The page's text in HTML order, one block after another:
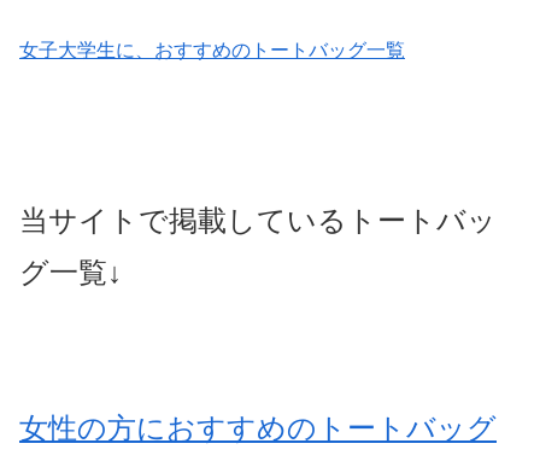
女子大学生に、おすすめのトートバッグ一覧
当サイトで掲載しているトートバッ
グ一覧↓
女性の方におすすめのトートバッグ